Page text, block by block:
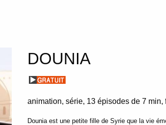
DOUNIA
animation série 13 épisodes de 7 min
Dounia est une petite fille de Syrie que la vie